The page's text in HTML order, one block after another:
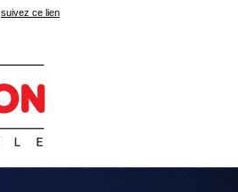
suivez ce lien